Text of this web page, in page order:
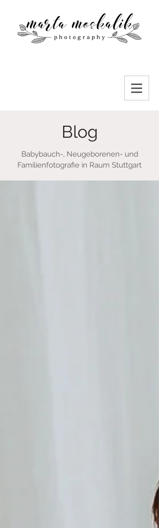
Blog
Babybauch-, Neugeborenen- und
Familienfotografie in Raum Stuttgart